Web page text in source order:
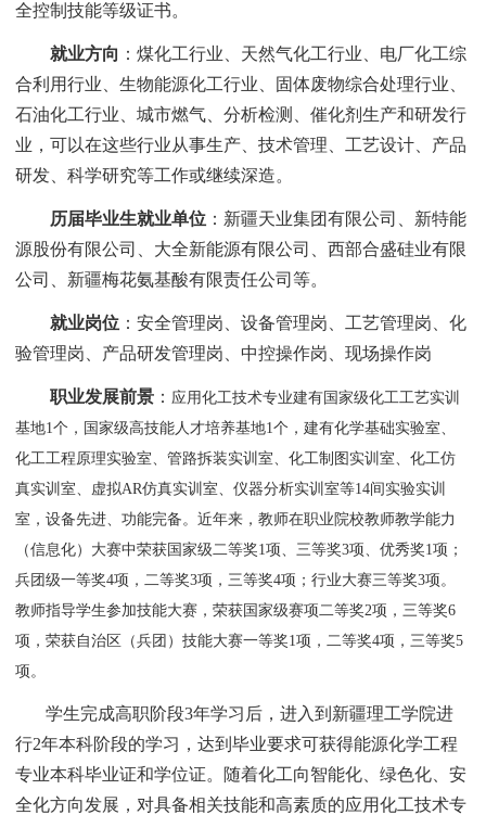
全控制技能等级证书。
就业方向 ：煤化工行业、天然气化工行业、电厂化工综
合利用行业、生物能源化工行业、固体废物综合处理行业、
石油化工行业、城市燃气、分析检测、催化剂生产和研发行
业，可以在这些行业从事生产、技术管理、工艺设计、产品
研发、科学研究等工作或继续深造。
历届毕业生就业单位 ：新疆天业集团有限公司、新特能
源股份有限公司、大全新能源有限公司、西部合盛硅业有限
公司、 新疆梅花氨基酸有限责任公司等。
就业岗位 ：安全管理岗、设备管理岗、工艺管理岗、化
验管理岗、产品研发管理岗、中控操作岗、现场操作岗
职业发展前景 ： 应用化工技术专业建有国家级化工工艺实训
基地1个，国家级高技能人才培养基地1个，建有化学基础实验室、
化工工程原理实验室、管路拆装实训室、化工制图实训室、化工仿
真实训室、虚拟AR仿真实训室、仪器分析实训室等14间实验实训
室，设备先进、功能完备。近年来，教师在职业院校教师教学能力
（信息化）大赛中荣获国家级二等奖1项、三等奖3项、优秀奖1项；
兵团级一等奖4项，二等奖3项，三等奖4项；行业大赛三等奖3项。
教师指导学生参加技能大赛，荣获国家级赛项二等奖2项，三等奖6
项，荣获自治区（兵团）技能大赛一等奖1项，二等奖4项，三等奖5
项。
学生完成高职阶段3年学习后，进入到新疆理工学院进
行2年本科阶段的学习，达到毕业要求可获得能源化学工程
专业本科毕业证和学位证。随着化工向智能化、绿色化、安
全化方向发展，对具备相关技能和高素质的应用化工技术专